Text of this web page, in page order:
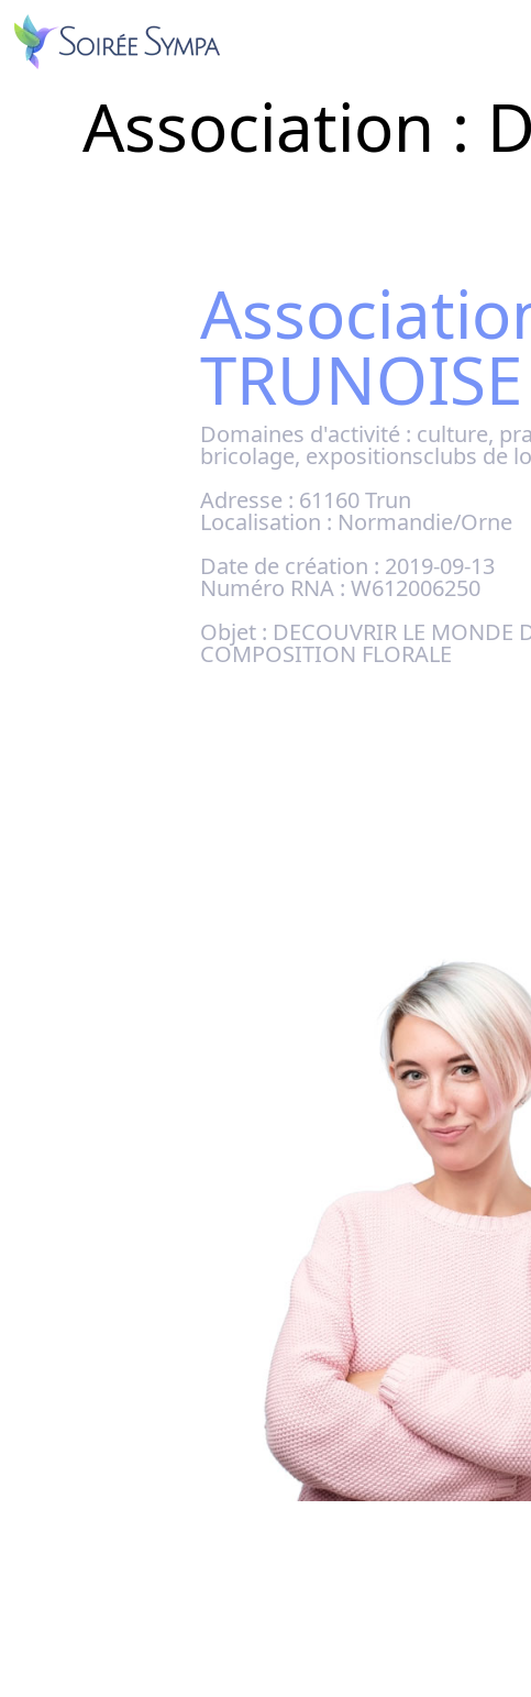
Association :
TRUNOISE
Domaines d'activité : culture,
bricolage, expositionsclubs de
Adresse : 61160 Trun
Localisation : Normandie/Orne
Date de création : 2019-09-13
Numéro RNA : W612006250
Objet : DECOUVRIR LE MONDE
COMPOSITION FLORALE